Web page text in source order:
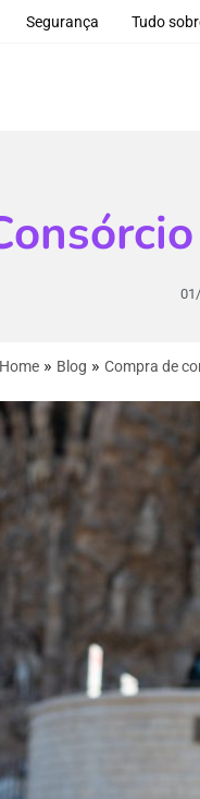
Segurança Tudo
Home» Blog » Compra de